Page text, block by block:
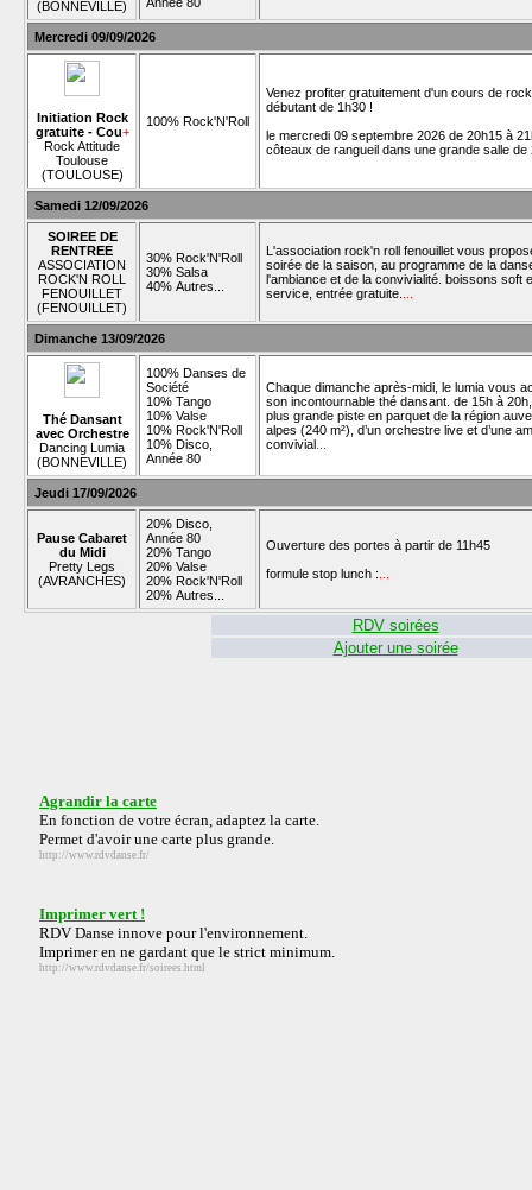
(BONNEVILLE)
Mercredi 09/09/2026
Initiation Rock
gratuite - Cou+
Rock Attitude
Toulouse
(TOULOUSE)
100% Rock'N'Roll
Venez profiter gratuitement d'un cours de
débutant de 1h30 !
le mercredi 09 septembre 2026 de 20h15 à
côteaux de rangueil dans une grande salle de
Samedi 12/09/2026
SOIREE DE
RENTREE
ASSOCIATION
ROCK'N ROLL
FENOUILLET
(FENOUILLET)
30% Rock'N'Roll
30% Salsa
40% Autres...
L'association rock'n roll fenouillet vous
soirée de la saison, au programme de la
l'ambiance et de la convivialité. boissons soft
service, entrée gratuite.
Dimanche 13/09/2026
Thé Dansant
avec Orchestre
Dancing Lumia
(BONNEVILLE)
100% Danses de
Société
10% Tango
10% Valse
10% Rock'N'Roll
10% Disco,
Année 80
Chaque dimanche après-midi, le lumia vous
son incontournable thé dansant. de 15h à
plus grande piste en parquet de la région
alpes (240 m²), d’un orchestre live et d’une
convivial
Jeudi 17/09/2026
Pause Cabaret
du Midi
Pretty Legs
(AVRANCHES)
20% Disco,
Année 80
20% Tango
20% Valse
20% Rock'N'Roll
20% Autres...
Ouverture des portes à partir de 11h45
formule stop lunch :
RDV soirées
Ajouter une soirée
Agrandir la carte
En fonction de votre écran, adaptez la carte.
Permet d'avoir une carte plus grande.
http://www.rdvdanse.fr/
Imprimer vert !
RDV Danse innove pour l'environnement.
Imprimer en ne gardant que le strict minimum.
http://www.rdvdanse.fr/soirees.html